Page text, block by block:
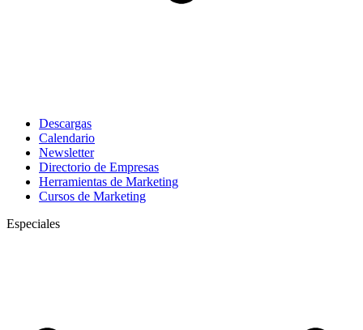
Descargas
Calendario
Newsletter
Directorio de Empresas
Herramientas de Marketing
Cursos de Marketing
Especiales